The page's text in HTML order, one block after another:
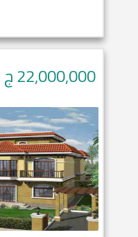
22,000,000ج